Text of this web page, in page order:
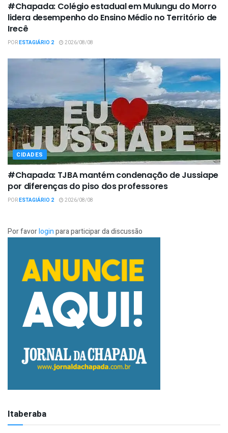
#Chapada: Colégio estadual em Mulungu do Morro
lidera desempenho do Ensino Médio no Território de
Irecê
PORESTAGIÁRIO 2 2026/08/08
CIDADES
#Chapada: TJBA mantém condenação de Jussiape
por diferenças do piso dos professores
PORESTAGIÁRIO 2 2026/08/08
Por favorloginpara participar da discussão
Itaberaba